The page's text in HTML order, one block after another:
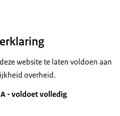
website te laten voldoen aan
overheid.
A - voldoet volledig